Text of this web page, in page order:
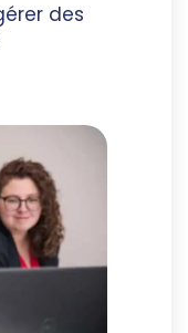
des